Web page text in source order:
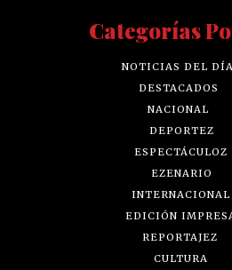
Categorías
NOTICIAS DEL DÍA
DESTACADOS
NACIONAL
DEPORTEZ
ESPECTÁCULOZ
EZENARIO
INTERNACIONAL
EDICIÓN
REPORTAJEZ
CULTURA